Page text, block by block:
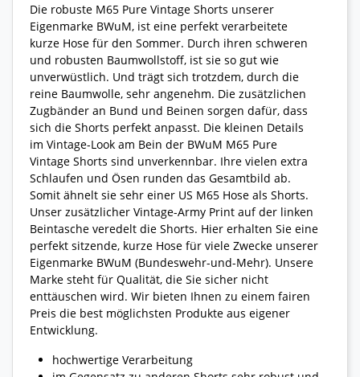
Die robuste M65 Pure Vintage Shorts unserer
Eigenmarke BWuM, ist eine perfekt verarbeitete
kurze Hose für den Sommer. Durch ihren schweren
und robusten Baumwollstoff, ist sie so gut wie
unverwüstlich. Und trägt sich trotzdem, durch die
reine Baumwolle, sehr angenehm. Die zusätzlichen
Zugbänder an Bund und Beinen sorgen dafür, dass
sich die Shorts perfekt anpasst. Die kleinen Details
im Vintage-Look am Bein der BWuM M65 Pure
Vintage Shorts sind unverkennbar. Ihre vielen extra
Schlaufen und Ösen runden das Gesamtbild ab.
Somit ähnelt sie sehr einer US M65 Hose als Shorts.
Unser zusätzlicher Vintage-Army Print auf der linken
Beintasche veredelt die Shorts. Hier erhalten Sie eine
perfekt sitzende, kurze Hose für viele Zwecke unserer
Eigenmarke BWuM (Bundeswehr-und-Mehr). Unsere
Marke steht für Qualität, die Sie sicher nicht
enttäuschen wird. Wir bieten Ihnen zu einem fairen
Preis die best möglichsten Produkte aus eigener
Entwicklung.
hochwertige Verarbeitung